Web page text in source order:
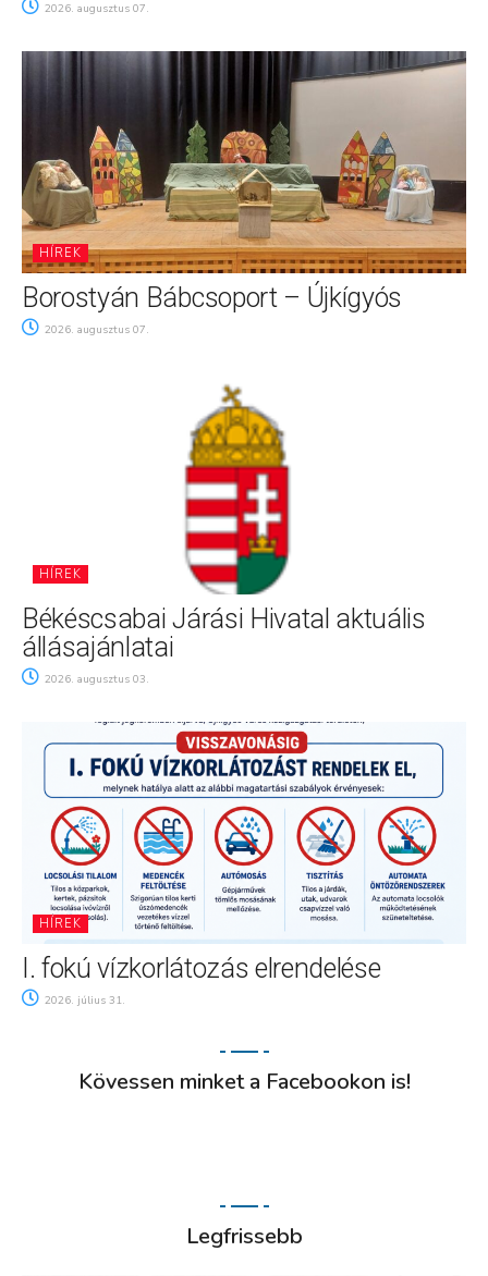
2026. augusztus 07.
HÍREK
Borostyán Bábcsoport – Újkígyós
2026. augusztus 07.
HÍREK
Békéscsabai Járási Hivatal aktuális
állásajánlatai
2026. augusztus 03.
HÍREK
I. fokú vízkorlátozás elrendelése
2026. július 31.
Kövessen minket a Facebookon is!
Legfrissebb